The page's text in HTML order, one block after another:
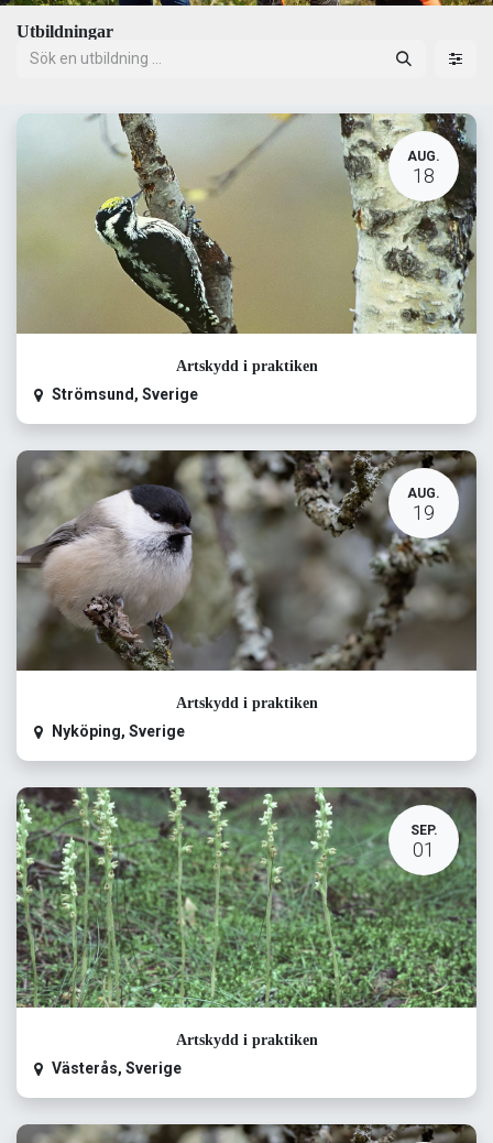
Utbildningar
AUG.
18
Artskydd i praktiken
Strömsund , Sverige
AUG.
19
Artskydd i praktiken
Nyköping, Sverige
SEP.
01
Artskydd i praktiken
Västerås, Sverige